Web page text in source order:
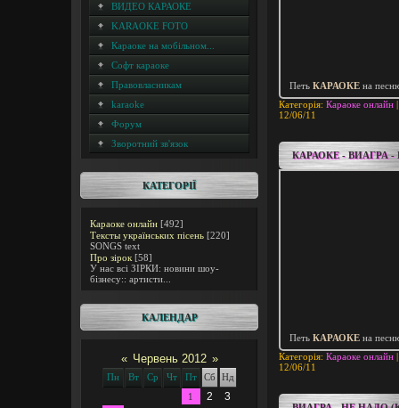
ВИДЕО КАРАОКЕ
KARAOKE FOTO
Караоке на мобільном...
Софт караоке
Правовласникам
karaoke
Форум
Зворотний зв'язок
КАТЕГОРІЇ
Караоке онлайн [492]
Тексты українських пісень [220]
SONGS text
Про зірок [58]
У нас всі ЗІРКИ: новини шоу-
бізнесу:: артисти...
КАЛЕНДАР
« Червень 2012 »
Пн Вт Ср Чт Пт Сб
Нд
1
2 3
Петь КАРАОКЕ на
Категорія: Караоке онлайн
12/06/11
КАРАОКЕ - ВИАГРА -
Петь КАРАОКЕ на
Категорія: Караоке онлайн
12/06/11